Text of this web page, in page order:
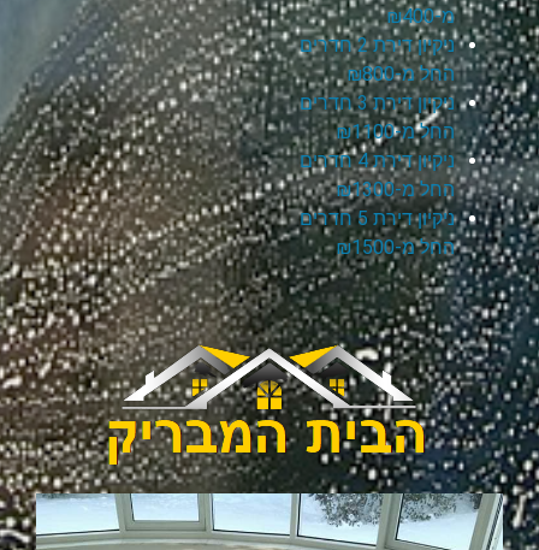
מ-₪400
ניקיון דירת 2 חדרים
החל מ-₪800
ניקיון דירת 3 חדרים
החל מ-₪1100
ניקיון דירת 4 חדרים
החל מ-₪1300
ניקיון דירת 5 חדרים
החל מ-₪1500